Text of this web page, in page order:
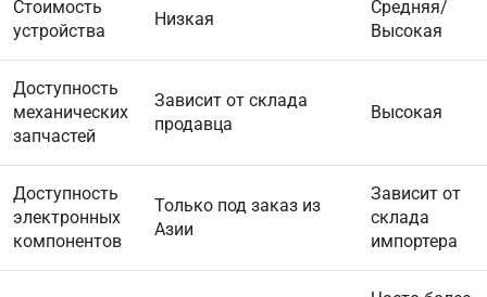
Стоимость
устройства
Низкая
Средняя/
Высокая
Доступность
механических
запчастей
Зависит от склада
продавца
Высокая
Доступность
электронных
компонентов
Только под заказ из
Азии
Зависит от
склада
импортера